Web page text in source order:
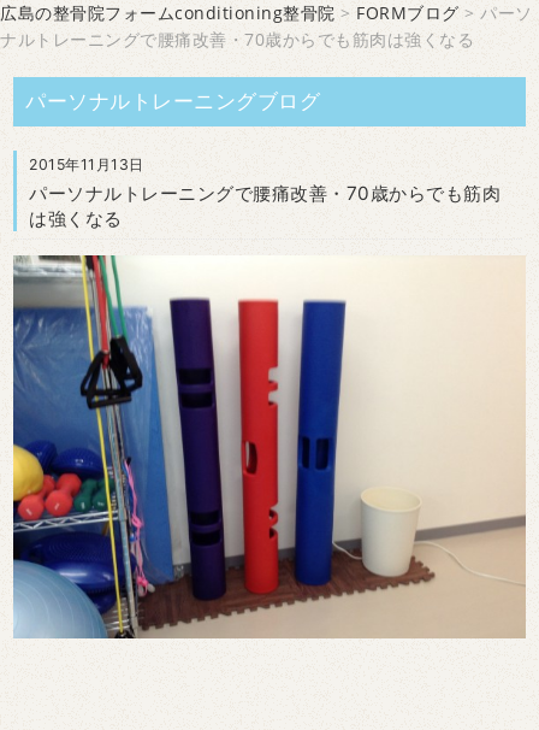
広島の整骨院フォームconditioning整骨院 > FORMブログ > パーソ
ナルトレーニングで腰痛改善・70歳からでも筋肉は強くなる
パーソナルトレーニングブログ
2015年11月13日
パーソナルトレーニングで腰痛改善・70歳からでも筋肉
は強くなる